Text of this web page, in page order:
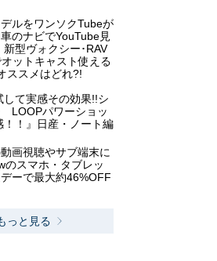
デルをワンソクTubeが
のナビでYouTube見
型ヴォクシー･RAV
ットキャスト使える
ススメはどれ?!
して実感その効果!!シ
LOOPパワーショッ
！！』日産・ノート編
画視聴やサブ端末に
のスマホ・タブレッ
ーで最大約46%OFF
っと見る